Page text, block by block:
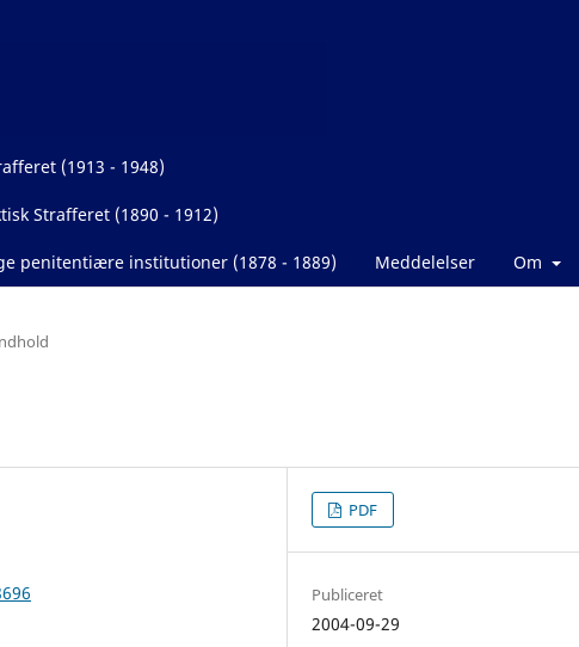
(1913 - 1948)
Strafferet (1890 - 1912)
penitentiære institutioner (1878 - 1889) Meddelelser Om
PDF
Publiceret
2004-09-29